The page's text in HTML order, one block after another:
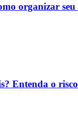
organizar
Entenda o